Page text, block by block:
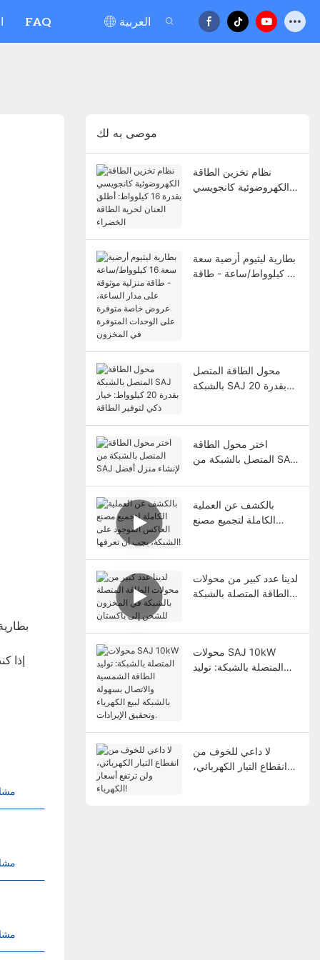
FAQ العربية
إذا
موصى به لك
نظام تخزين الطاقة
الكهروضوئية كانجويسي
بطارية ليثيوم أرضية سعة
16 كيلوواط/ساعة - طاقة
محول الطاقة المتصل
بالشبكة SAJ بقدرة 20
اختر محول الطاقة
المتصل بالشبكة من SAJ
بالكشف عن العملية
الكاملة لتجميع مصنع
لدينا عدد كبير من محولات
الطاقة المتصلة بالشبكة
محولات SAJ 10kW
المتصلة بالشبكة: توليد
لا داعي للخوف من
انقطاع التيار الكهربائي،